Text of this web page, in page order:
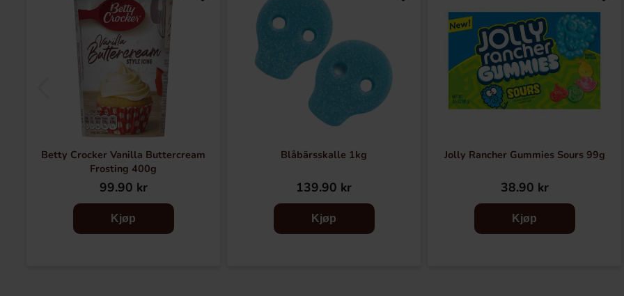
Betty Crocker Vanilla Buttercream
Frosting 400g
99.90 kr
Kjøp
Blåbärsskalle 1kg
139.90 kr
Kjøp
Jolly Rancher Gummies Sours 99g
38.90 kr
Kjøp